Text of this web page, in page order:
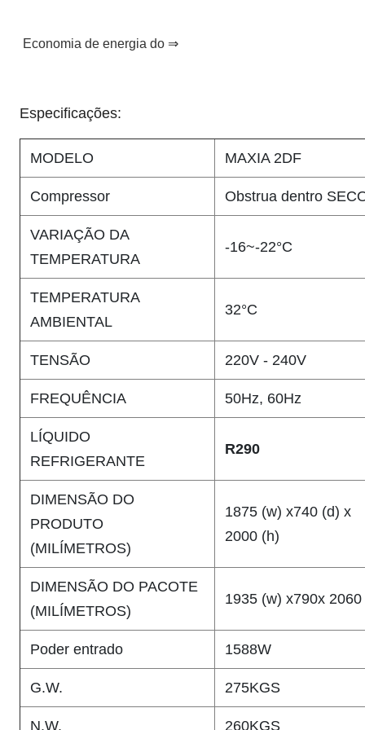
Economia de energia do ⇒
Especificações:
MODELO MAXIA 2DF
Compressor Obstrua dentro
VARIAÇÃO DA
TEMPERATURA
-16~-22°C
TEMPERATURA
AMBIENTAL
32°C
TENSÃO 220V - 240V
FREQUÊNCIA 50Hz, 60Hz
LÍQUIDO
REFRIGERANTE
R290
DIMENSÃO DO
PRODUTO
(MILÍMETROS)
1875 (w) x740 (d) x
2000 (h)
DIMENSÃO DO PACOTE
(MILÍMETROS)
1935 (w) x790x 2060
Poder entrado 1588W
G.W. 275KGS
N.W. 260KGS